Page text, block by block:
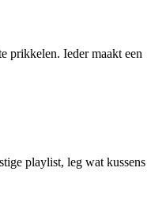
prikkelen. Ieder maakt een
playlist, leg wat kussens